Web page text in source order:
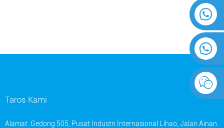
Taros Kami
Alamat: Gedong 505, Pusat Industri Internasional Lihao, Jalan Ainan